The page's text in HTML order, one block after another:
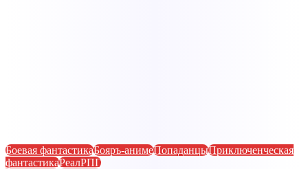
Боевая фантастикаБояръ-анимеПопаданцыПриключенческая
фантастикаРеалРПГ